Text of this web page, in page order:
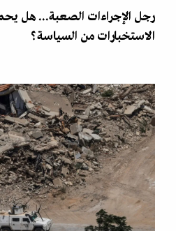
رجل الإجراءات الصعبة... هل
الاستخبارات من السياسة؟